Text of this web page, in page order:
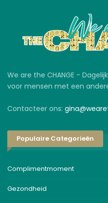
We are the CHANGE -
voor mensen met een
Contacteer ons:
Populaire Categorieën
Complimentmoment
Gezondheid